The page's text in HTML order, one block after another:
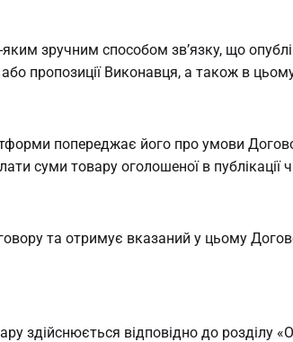
зручним способом зв’язку, що
пропозиції Виконавця, а також в
попереджає його про умови
суми товару оголошеної в
та отримує вказаний у цьому
здійснюється відповідно до